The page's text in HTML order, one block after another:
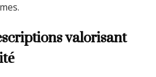
valorisant